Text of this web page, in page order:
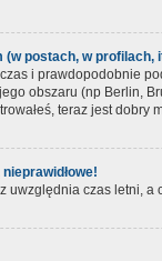
(w postach, w profilach,
i prawdopodobnie
obszaru (np Berlin,
teraz jest dobry
czas letni,